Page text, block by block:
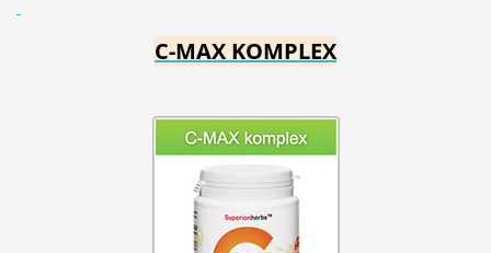
C-MAX KOMPLEX